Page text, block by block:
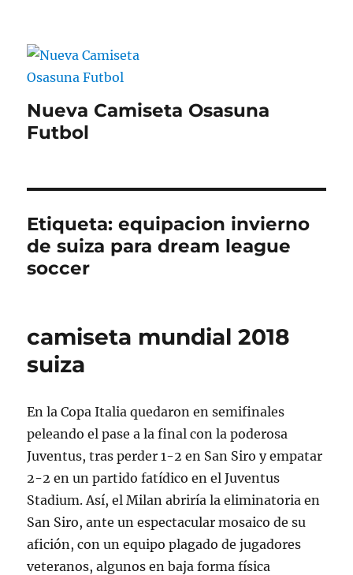
Nueva Camiseta Osasuna
Futbol
Etiqueta:equipacion invierno
de suiza para dream league
soccer
camiseta mundial 2018
suiza
En la Copa Italia quedaron en semifinales
peleando el pase a la final con la poderosa
Juventus, tras perder 1-2 en San Siro y empatar
2-2 en un partido fatídico en el Juventus
Stadium. Así, el Milan abriría la eliminatoria en
San Siro, ante un espectacular mosaico de su
afición, con un equipo plagado de jugadores
veteranos, algunos en baja forma física